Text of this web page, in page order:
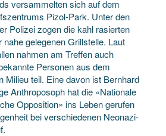
versammelten sich auf dem
Pizol-Park. Unter den
Polizei zogen die kahl rasierten
nahe gelegenen Grillstelle. Laut
nahmen am Treffen auch
Personen aus dem
Milieu teil. Eine davon ist Bernhard
Anthroposoph hat die «Nationale
Opposition» ins Leben gerufen
bei verschiedenen Neonazi-